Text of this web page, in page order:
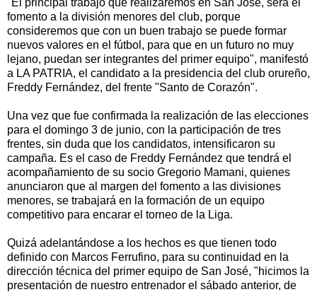
fomento a la división menores del club, porque
consideremos que con un buen trabajo se puede formar
nuevos valores en el fútbol, para que en un futuro no muy
lejano, puedan ser integrantes del primer equipo", manifestó
a LA PATRIA, el candidato a la presidencia del club orureño,
Freddy Fernández, del frente "Santo de Corazón".
Una vez que fue confirmada la realización de las elecciones
para el domingo 3 de junio, con la participación de tres
frentes, sin duda que los candidatos, intensificaron su
campaña. Es el caso de Freddy Fernández que tendrá el
acompañamiento de su socio Gregorio Mamani, quienes
anunciaron que al margen del fomento a las divisiones
menores, se trabajará en la formación de un equipo
competitivo para encarar el torneo de la Liga.
Quizá adelantándose a los hechos es que tienen todo
definido con Marcos Ferrufino, para su continuidad en la
dirección técnica del primer equipo de San José, "hicimos la
presentación de nuestro entrenador el sábado anterior, de